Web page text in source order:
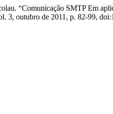
“Comunicação SMTP Em
3, outubro de 2011, p. 82-99,